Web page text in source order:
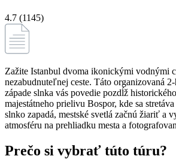
4.7 (1145)
Zažite Istanbul dvoma ikonickými vodnými
nezabudnuteľnej ceste. Táto organizovaná
západe slnka vás povedie pozdĺž
majestátneho prielivu Bospor, kde sa
slnko zapadá, mestské svetlá začnú žiariť a
atmosféru na prehliadku mesta a
Prečo si vybrať túto túru?